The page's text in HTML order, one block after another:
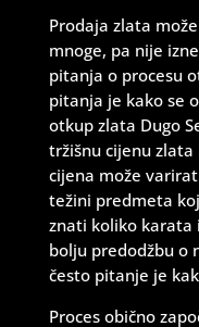
Prodaja zlata
mnoge, pa nije
pitanja o procesu
pitanja je kako se
otkup zlata Dugo
tržišnu cijenu zlata
cijena može
težini predmeta
znati koliko karata
bolju predodžbu o
često pitanje je
Proces obično